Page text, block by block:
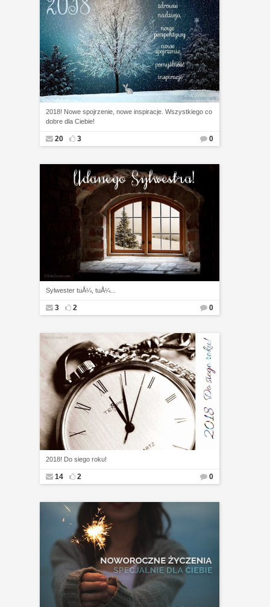
2018! Nowe spojrzenie, nowe inspiracje. Wszystkiego co
dobre dla Ciebie!
20 3 0
Sylwester tuÅ¼, tuÅ¼...
3 2 0
2018! Do siego roku!
14 2 0